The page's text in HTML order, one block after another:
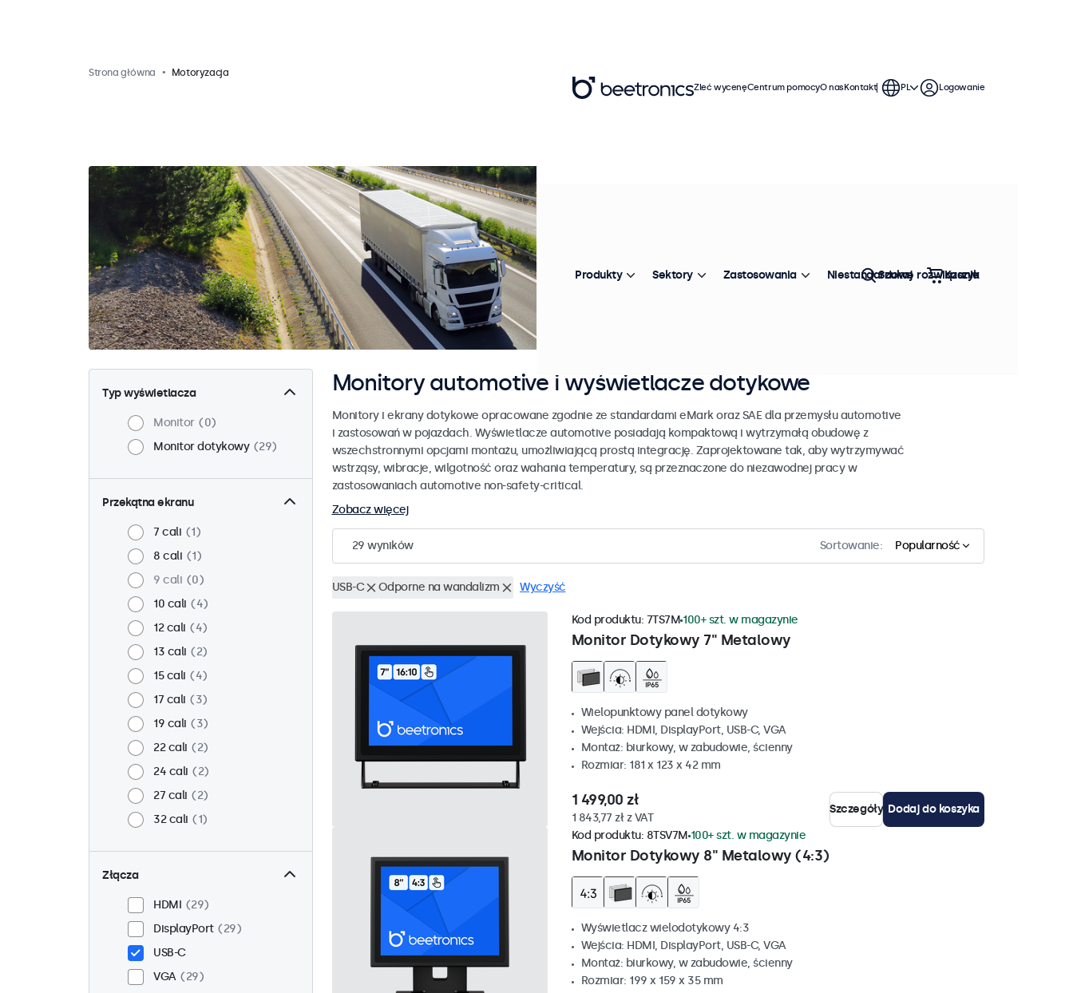
Strona główna Motoryzacja
Typ wyświetlacza
Monitor
0
Monitor dotykowy
29
Przekątna ekranu
7 cali
1
8 cali
1
9 cali
0
10 cali
4
12 cali
4
13 cali
2
15 cali
4
17 cali
3
19 cali
3
22 cali
2
24 cali
2
27 cali
2
32 cali
1
Złącza
HDMI
29
DisplayPort
29
USB-C
VGA
29
Monitory automotive i wyświetlacze dotykowe
Monitory i ekrany dotykowe opracowane zgodnie ze standardami eMark oraz SAE dla przemysłu automotive
i zastosowań w pojazdach. Wyświetlacze automotive posiadają kompaktową i wytrzymałą obudowę z
wszechstronnymi opcjami montażu, umożliwiającą prostą integrację. Zaprojektowane tak, aby wytrzymywać
wstrząsy, wibracje, wilgotność oraz wahania temperatury, są przeznaczone do niezawodnej pracy w
zastosowaniach automotive non-safety-critical.
Zobacz więcej
29 wyników Sortowanie: Popularność
USB-C Odporne na wandalizm Wyczyść
Monitor Dotykowy 7" Metalowy
Kod produktu: 7TS7M 100+ szt. w magazynie
Wielopunktowy panel dotykowy
Wejścia: HDMI, DisplayPort, USB-C, VGA
Montaż: biurkowy, w zabudowie, ścienny
Rozmiar: 181 x 123 x 42 mm
1 499,00 zł
1 843,77 zł z VAT
Szczegóły Dodaj do koszyka
Monitor Dotykowy 8" Metalowy (4:3)
Kod produktu: 8TSV7M 100+ szt. w magazynie
Wyświetlacz wielodotykowy 4:3
Wejścia: HDMI, DisplayPort, USB-C, VGA
Montaż: biurkowy, w zabudowie, ścienny
Rozmiar: 199 x 159 x 35 mm
Zleć wycenęCentrum pomocyO nasKontakt PL Logowanie
Produkty Sektory Zastosowania Niestandardowe rozwiązania
Szukaj Koszyk